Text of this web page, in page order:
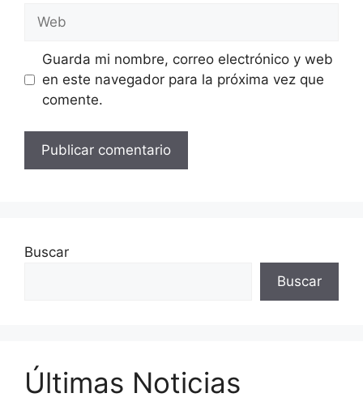
Web
Guarda mi nombre, correo electrónico y web
en este navegador para la próxima vez que
comente.
Buscar
Buscar
Últimas Noticias